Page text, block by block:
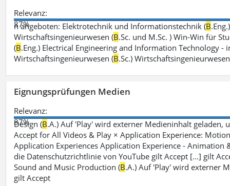
Relevanz:
87%
n angeboten: Elektrotechnik und Informationstechnik (B
Wirtschaftsingenieurwesen (B.Sc. und M.Sc. ) Win-Win für
(B.Eng.) Electrical Engineering and Information Technology
Wirtschaftsingenieurwesen (B.Sc.) Wirtschaftsingenieurwesen
Eignungsprüfungen Medien
Relevanz:
87%
Design (B.A.) Auf 'Play' wird externer Medieninhalt geladen,
Accept for All Videos & Play × Application Experience:
Application Experiences Application Experience - Animation
die Datenschutzrichtlinie von YouTube gilt Accept [...] gilt
Sound and Music Production (B.A.) Auf 'Play' wird externer
gilt Accept